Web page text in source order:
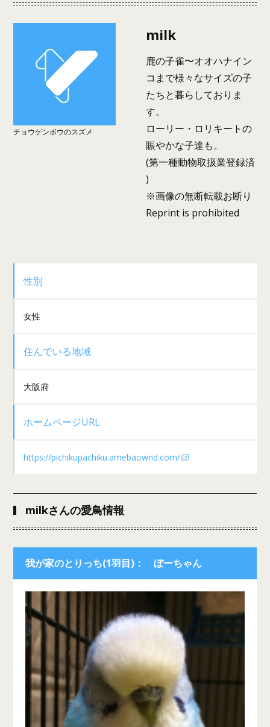
チョウゲンボウのスズメ
milk
鹿の子雀〜オオハナイン
コまで様々なサイズの子
たちと暮らしておりま
す。
ローリー・ロリキートの
賑やかな子達も。
(第一種動物取扱業登録済
)
※画像の無断転載お断り
Reprint is prohibited
性別
女性
住んでいる地域
大阪府
ホームページURL
https://pichikupachiku.amebaownd.com/
milkさんの愛鳥情報
我が家のとりっち(1羽目)： ぼーちゃん